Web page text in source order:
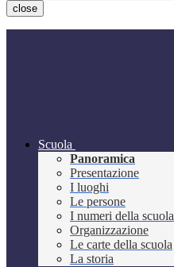
close
Scuola
Panoramica
Presentazione
I luoghi
Le persone
I numeri della scuola
Organizzazione
Le carte della scuola
La storia